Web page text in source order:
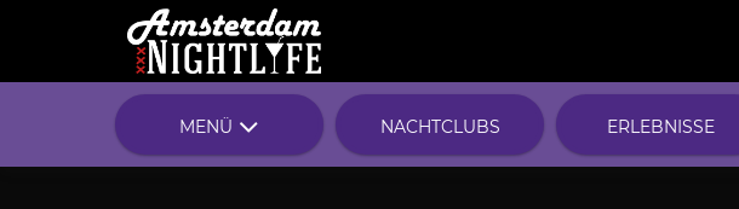
MENÜ NACHTCLUBS ERLEBNISSE